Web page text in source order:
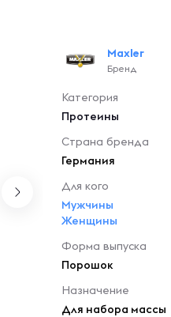
Maxler
Бренд
Категория
Протеины
Страна бренда
Германия
Для кого
Мужчины
Женщины
Форма выпуска
Порошок
Назначение
Для набора массы